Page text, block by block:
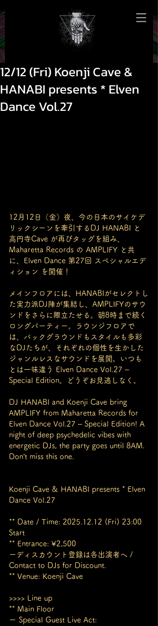
12/12 (Fri) Koenji Cave &
HANABI presents * Elven
Dance Vol.27
12月12日（金）夜、今の日本のサイケデ
リックシーンを牽引するDJ HANABI と
高円寺Cave が再びタッグを組み、
Maharetta Records の AMPLIFY と共
に、Elven Dance 第27回 スペシャルエデ
ィション を開催！
メインフロアには、HANABIがセレクトし
た実力派DJ陣が集結し、AMPLIFYのサウ
ンドをさらに際立たせる。朝8時まで続く
ロングパーティー。ラウンジフロアで
は、バックグラウンドもスタイルも多彩
なDJたちが、それぞれの個性を生かした
ジャンルレスなサウンドを展開。いつも
とは一味違う Elven Dance Vol.27 –
Special Edition。どうぞお見逃しなく。
DJ HANABI and Koenji Cave bring
AMPLIFY from Maharetta Records for
Elven Dance Vol.27 – Special Edition! A
night of deep psychedelic vibes with
energetic DJs, the party goes until 8AM.
Don’t miss this one.
Koenji Cave & HANABI presents * Elven
Dance Vol.27
** Date / Time: 2025.12.12 (Fri) 23:00
Start
** Entrance: ¥2,500
ーディスカウント登録は各出演者へ /
Contact to DJs for Discount.
** Venue: Koenji Cave
>>>> Line up
** Main Floor
ー Special Guest Live Act: